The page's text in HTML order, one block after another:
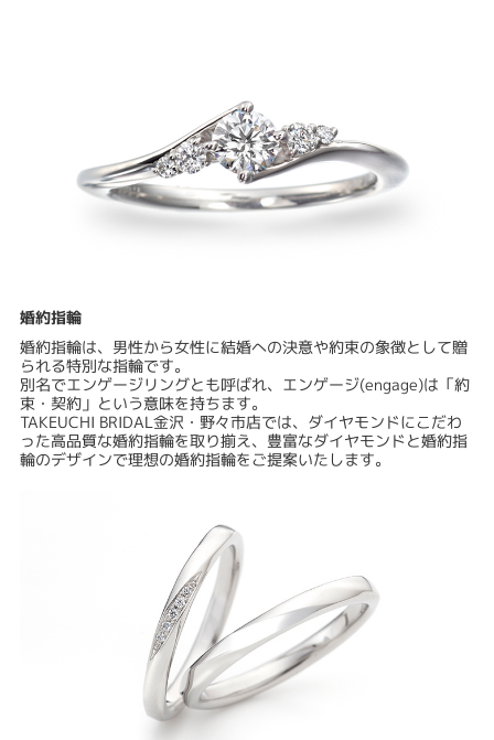
婚約指輪
婚約指輪は、男性から女性に結婚への決意や約束の象徴として贈
られる特別な指輪です。
別名でエンゲージリングとも呼ばれ、エンゲージ(engage)は「約
束・契約」という意味を持ちます。
TAKEUCHI BRIDAL金沢・野々市店では、ダイヤモンドにこだわ
った高品質な婚約指輪を取り揃え、豊富なダイヤモンドと婚約指
輪のデザインで理想の婚約指輪をご提案いたします。